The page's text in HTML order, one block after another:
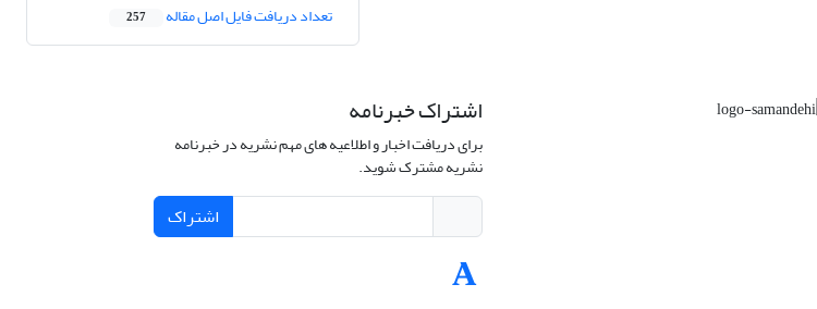
تعداد دریافت فایل اصل مقاله 257
اشتراک خبرنامه
برای دریافت اخبار و اطلاعیه های مهم نشریه در خبرنامه
نشریه مشترک شوید.
اشتراک